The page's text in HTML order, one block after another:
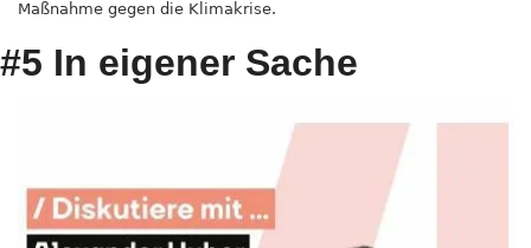
Maßnahme gegen die Klimakrise.
#5 In eigener Sache